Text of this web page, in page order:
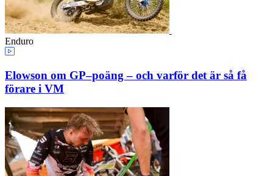
Enduro
Elowson om GP–poäng – och varför det är så få
förare i VM